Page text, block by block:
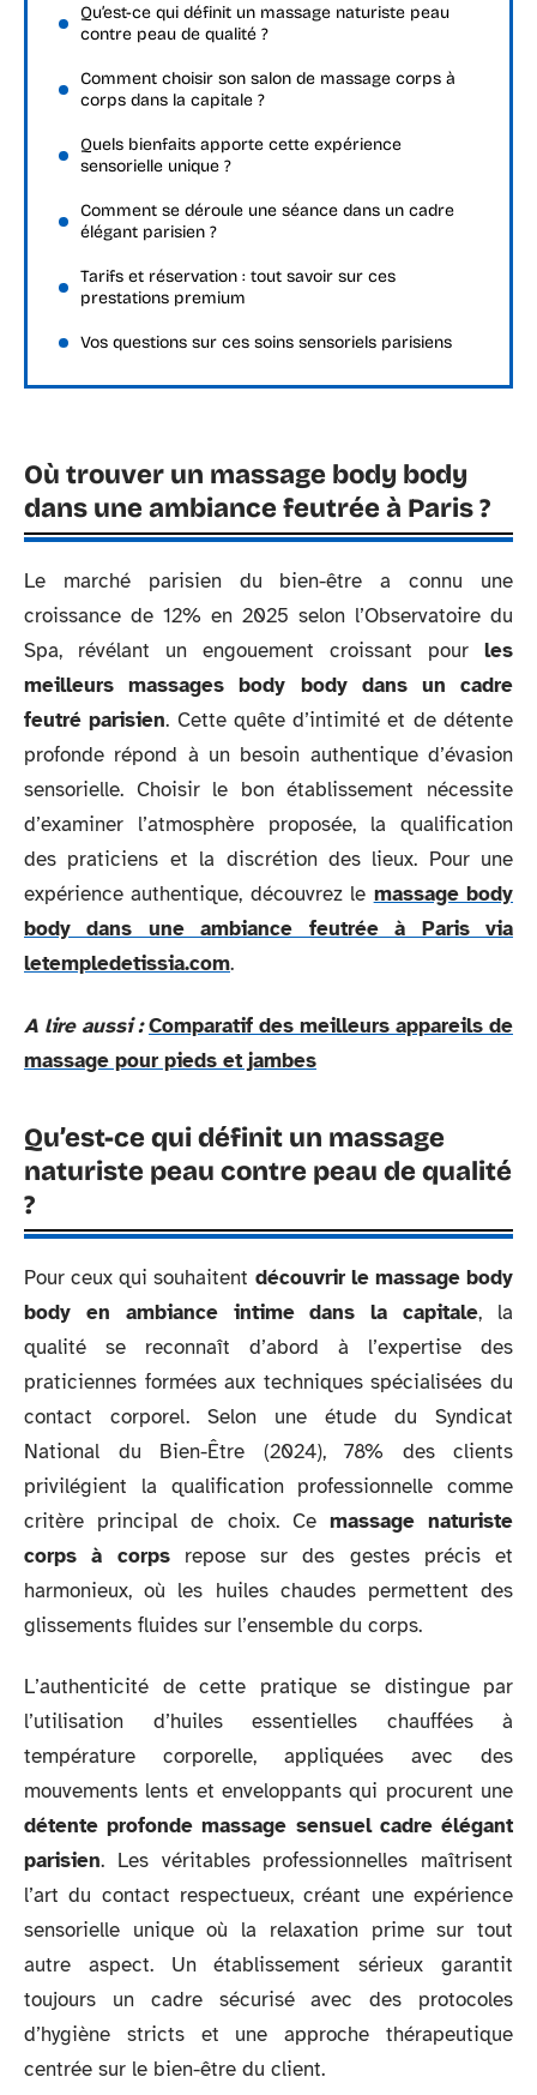
Qu’est-ce qui définit un massage naturiste peau
contre peau de qualité ?
Comment choisir son salon de massage corps à
corps dans la capitale ?
Quels bienfaits apporte cette expérience
sensorielle unique ?
Comment se déroule une séance dans un cadre
élégant parisien ?
Tarifs et réservation : tout savoir sur ces
prestations premium
Vos questions sur ces soins sensoriels parisiens
Où trouver un massage body body
dans une ambiance feutrée à Paris ?
Le marché parisien du bien-être a connu une
croissance de 12% en 2025 selon l’Observatoire du
Spa, révélant un engouement croissant pour les
meilleurs massages body body dans un cadre
feutré parisien. Cette quête d’intimité et de détente
profonde répond à un besoin authentique d’évasion
sensorielle. Choisir le bon établissement nécessite
d’examiner l’atmosphère proposée, la qualification
des praticiens et la discrétion des lieux. Pour une
expérience authentique, découvrez le massage body
body dans une ambiance feutrée à Paris via
letempledetissia.com.
A lire aussi : Comparatif des meilleurs appareils de
massage pour pieds et jambes
Qu’est-ce qui définit un massage
naturiste peau contre peau de qualité
?
Pour ceux qui souhaitent découvrir le massage body
body en ambiance intime dans la capitale, la
qualité se reconnaît d’abord à l’expertise des
praticiennes formées aux techniques spécialisées du
contact corporel. Selon une étude du Syndicat
National du Bien-Être (2024), 78% des clients
privilégient la qualification professionnelle comme
critère principal de choix. Ce massage naturiste
corps à corpsrepose sur des gestes précis et
harmonieux, où les huiles chaudes permettent des
glissements fluides sur l’ensemble du corps.
L’authenticité de cette pratique se distingue par
l’utilisation d’huiles essentielles chauffées à
température corporelle, appliquées avec des
mouvements lents et enveloppants qui procurent une
détente profonde massage sensuel cadre élégant
parisien. Les véritables professionnelles maîtrisent
l’art du contact respectueux, créant une expérience
sensorielle unique où la relaxation prime sur tout
autre aspect. Un établissement sérieux garantit
toujours un cadre sécurisé avec des protocoles
d’hygiène stricts et une approche thérapeutique
centrée sur le bien-être du client.